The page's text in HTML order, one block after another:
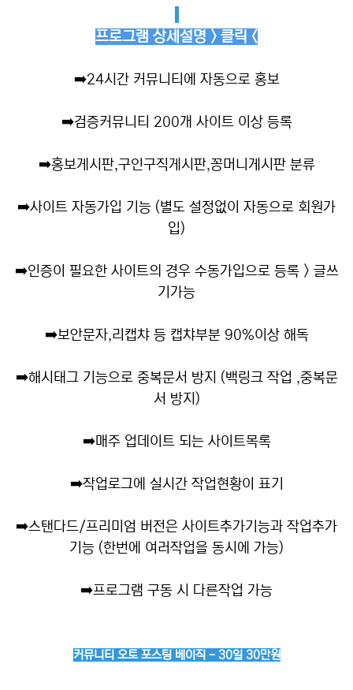
프로그램 상세설명 > 클릭 <
➡️24시간 커뮤니티에 자동으로 홍보
➡️검증커뮤니티 200개 사이트 이상 등록
➡️홍보게시판,구인구직게시판,꽁머니게시판 분류
➡️사이트 자동가입 기능 (별도 설정없이 자동으로 회원가
입)
➡️인증이 필요한 사이트의 경우 수동가입으로 등록 > 글쓰
기가능
➡️보안문자,리캡챠 등 캡챠부분 90%이상 해독
➡️해시태그 기능으로 중복문서 방지 (백링크 작업 ,중복문
서 방지)
➡️매주 업데이트 되는 사이트목록
➡️작업로그에 실시간 작업현황이 표기
➡️스탠다드/프리미엄 버전은 사이트추가기능과 작업추가
기능 (한번에 여러작업을 동시에 가능)
➡️프로그램 구동 시 다른작업 가능
커뮤니티 오토 포스팅 베이직 - 30일 30만원